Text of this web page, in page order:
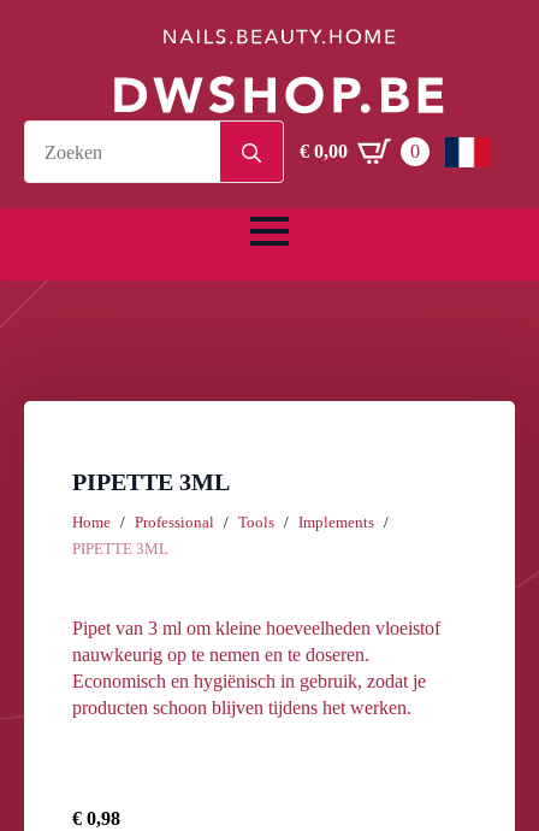
for:€0,00 0
PIPETTE 3ML
Home Professional Tools
Implements
PIPETTE 3ML
Pipet van 3 ml om kleine hoeveelheden vloeistof
nauwkeurig op te nemen en te doseren.
Economisch en hygiënisch in gebruik, zodat je
producten schoon blijven tijdens het werken.
€ 0,98